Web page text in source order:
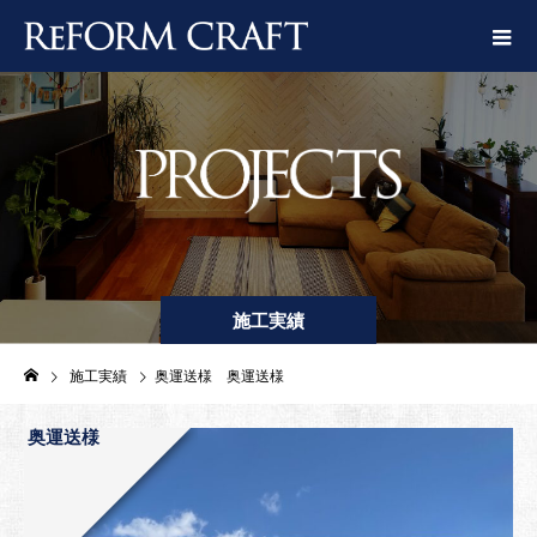
施工実績
施工実績 奥運送様 奥運送様
奥運送様